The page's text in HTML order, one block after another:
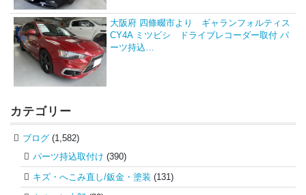
大阪府 四條畷市より ギャランフォルティス
CY4A ミツビシ ドライブレコーダー取付 パ
ーツ持込…
カテゴリー
ブログ (1,582)
パーツ持込取付け (390)
キズ・へこみ直し/鈑金・塗装 (131)